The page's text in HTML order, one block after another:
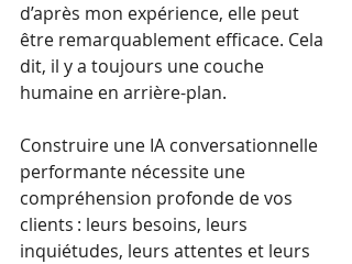
d’après mon expérience, elle peut
être remarquablement efficace. Cela
dit, il y a toujours une couche
humaine en arrière-plan.
Construire une IA conversationnelle
performante nécessite une
compréhension profonde de vos
clients : leurs besoins, leurs
inquiétudes, leurs attentes et leurs